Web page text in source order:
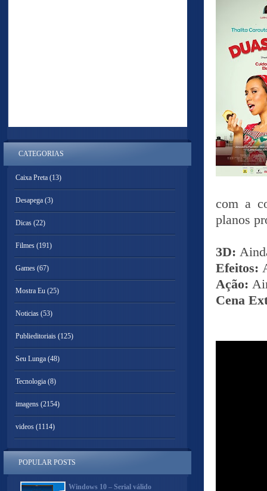
com a
planos
3D:
Efeitos:
Ação:
Cena
CATEGORIAS
Caixa Preta (13)
Desapega (3)
Dicas (22)
Filmes (191)
Games (67)
Mostra Eu (25)
Noticias (53)
Publieditoriais (125)
Seu Lunga (48)
Tecnologia (8)
imagens (2154)
videos (1114)
POPULAR POSTS
Windows 10 – Serial válido